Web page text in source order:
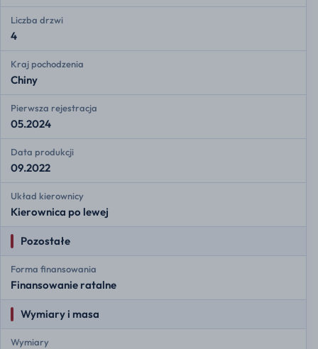
Liczba drzwi
4
Kraj pochodzenia
Chiny
Pierwsza rejestracja
05.2024
Data produkcji
09.2022
Układ kierownicy
Kierownica po lewej
Pozostałe
Forma finansowania
Finansowanie ratalne
Wymiary i masa
Wymiary